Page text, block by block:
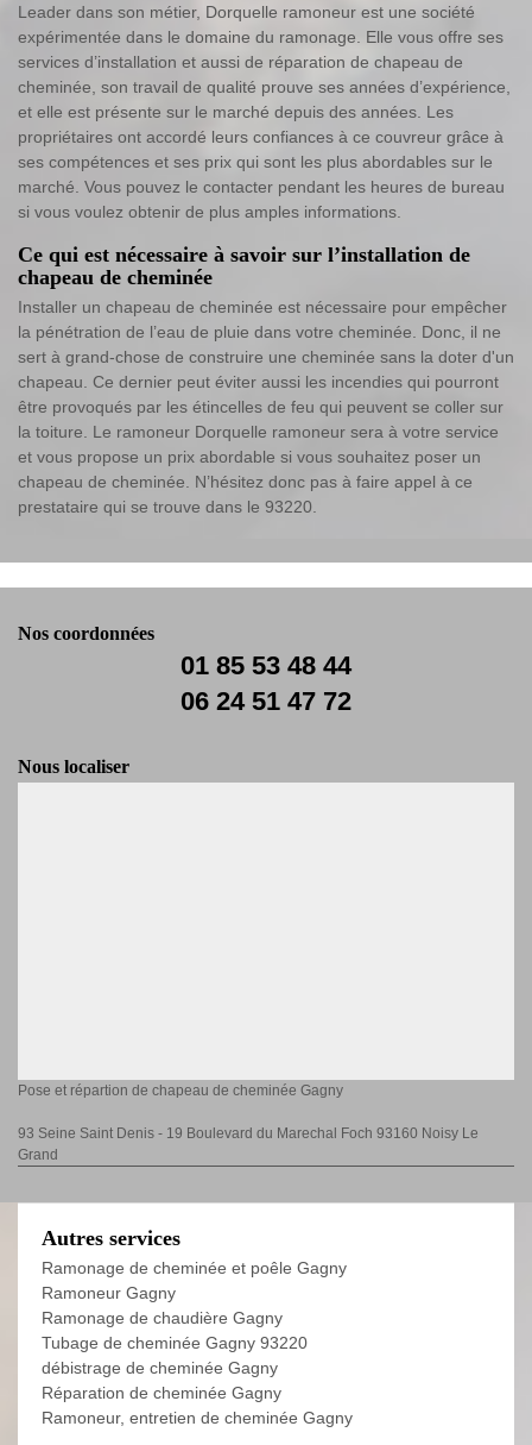
Leader dans son métier, Dorquelle ramoneur est une société
expérimentée dans le domaine du ramonage. Elle vous offre ses
services d’installation et aussi de réparation de chapeau de
cheminée, son travail de qualité prouve ses années d’expérience,
et elle est présente sur le marché depuis des années. Les
propriétaires ont accordé leurs confiances à ce couvreur grâce à
ses compétences et ses prix qui sont les plus abordables sur le
marché. Vous pouvez le contacter pendant les heures de bureau
si vous voulez obtenir de plus amples informations.
Ce qui est nécessaire à savoir sur l’installation de
chapeau de cheminée
Installer un chapeau de cheminée est nécessaire pour empêcher
la pénétration de l’eau de pluie dans votre cheminée. Donc, il ne
sert à grand-chose de construire une cheminée sans la doter d'un
chapeau. Ce dernier peut éviter aussi les incendies qui pourront
être provoqués par les étincelles de feu qui peuvent se coller sur
la toiture. Le ramoneur Dorquelle ramoneur sera à votre service
et vous propose un prix abordable si vous souhaitez poser un
chapeau de cheminée. N’hésitez donc pas à faire appel à ce
prestataire qui se trouve dans le 93220.
Nos coordonnées
01 85 53 48 44
06 24 51 47 72
Nous localiser
Pose et répartion de chapeau de cheminée Gagny
93 Seine Saint Denis - 19 Boulevard du Marechal Foch 93160 Noisy Le
Grand
Autres services
Ramonage de cheminée et poêle Gagny
Ramoneur Gagny
Ramonage de chaudière Gagny
Tubage de cheminée Gagny 93220
débistrage de cheminée Gagny
Réparation de cheminée Gagny
Ramoneur, entretien de cheminée Gagny